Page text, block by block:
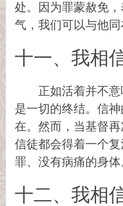
处。因为罪蒙赦免
气，我们可以与他同
十一、我相
正如活着并不
是一切的终结。信
在。然而，当基督
信徒都会得着一个
罪、没有病痛的身体
十二、我相